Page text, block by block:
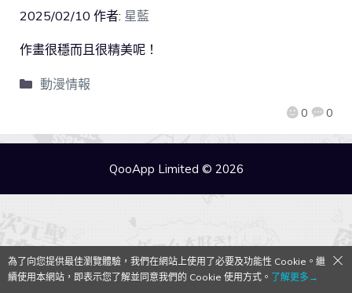
2025/02/10 作者: 星藍
0 0
作畫很穩而且很精美呢！
動漫情報
QooApp Limited © 2026
為了向您提供最佳瀏覽體驗，我們在網站上使用了必要及功能性 Cookie。繼
續使用本網站，即表示您了解並同意我們的 Cookie 使用方式。 了解更多→